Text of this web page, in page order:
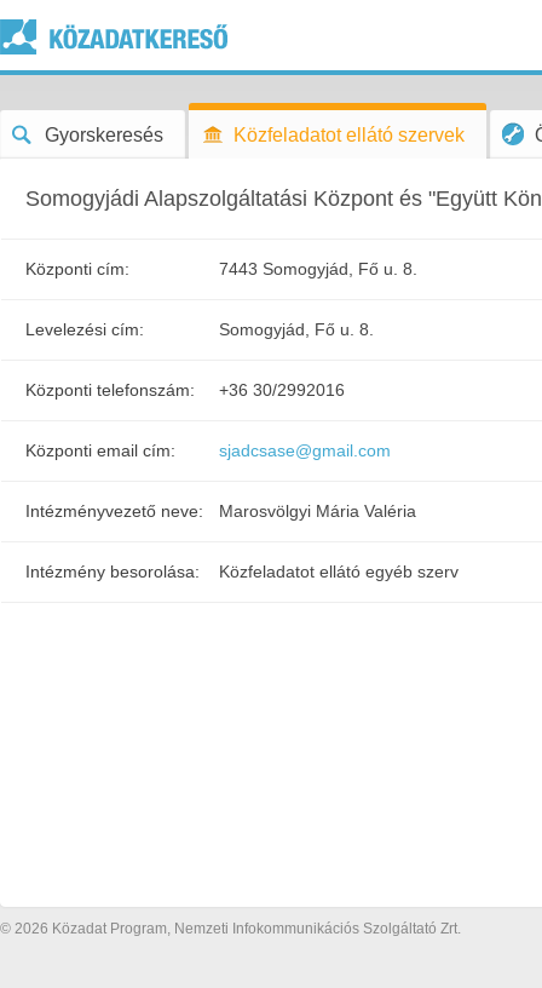
Gyorskeresés Közfeladatot ellátó szervek
Somogyjádi Alapszolgáltatási Központ és "Együtt
Központi cím: 7443 Somogyjád, Fő u. 8.
Levelezési cím: Somogyjád, Fő u. 8.
Központi telefonszám: +36 30/2992016
Központi email cím: sjadcsase@gmail.com
Intézményvezető neve: Marosvölgyi Mária Valéria
Intézmény besorolása: Közfeladatot ellátó egyéb szerv
© 2026 Közadat Program, Nemzeti Infokommunikációs Szolgáltató Zrt.